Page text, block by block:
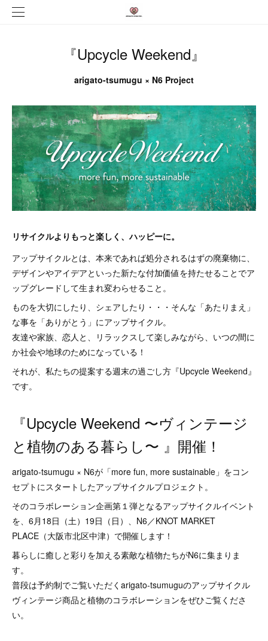
『Upcycle Weekend』
arigato-tsumugu × N6 Project
リサイクルよりもっと楽しく、ハッピーに。
アップサイクルとは、本来であれば処分されるはずの廃棄物に、
デザインやアイデアといった新たな付加価値を持たせることでア
ップグレードして生まれ変わらせること。
ものを大切にしたり、シェアしたり・・・そんな「あたりまえ」
な事を「ありがとう」にアップサイクル。
友達や家族、恋人と、リラックスして楽しみながら、いつの間に
か社会や地球のためになっている！
それが、私たちの提案する週末の過ごし方『Upcycle Weekend』
です。
『Upcycle Weekend 〜ヴィンテージ
と植物のある暮らし〜 』開催！
arigato-tsumugu × N6が「more fun, more sustainable」をコン
セプトにスタートしたアップサイクルプロジェクト。
そのコラボレーション企画第１弾となるアップサイクルイベント
を、6月18日（土）19日（日）、N6／KNOT MARKET
PLACE（大阪市北区中津）で開催します！
暮らしに癒しと彩りを加える素敵な植物たちがN6に集まりま
す。
普段は予約制でご覧いただくarigato-tsumuguのアップサイクル
ヴィンテージ商品と植物のコラボレーションをぜひご覧くださ
い。